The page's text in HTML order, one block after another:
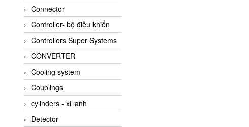
Alpha-Achem Vietnam
Alphino
ALRE-IT Vietnam
Altech
Amarillo Gear
Ametek
AMPTRON Vietnam
AND Vietnam
Connector
Controller- bộ điều khiển
Controllers Super Systems
CONVERTER
Cooling system
Couplings
cylinders - xi lanh
Detector